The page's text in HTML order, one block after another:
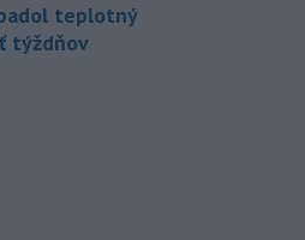
teplotný
týždňov